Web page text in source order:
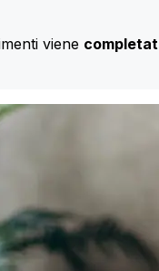
viene